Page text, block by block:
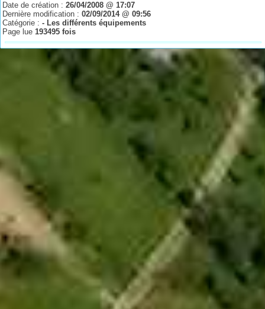
Date de création :26/04/2008 @ 17:07
Dernière modification :02/09/2014 @ 09:56
Catégorie :- Les différents équipements
Page lue193495 fois